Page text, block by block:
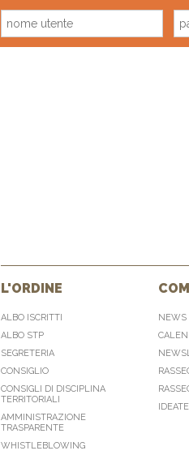
L'ORDINE
ALBO ISCRITTI
ALBO STP
SEGRETERIA
CONSIGLIO
CONSIGLI DI DISCIPLINA
TERRITORIALI
AMMINISTRAZIONE
TRASPARENTE
WHISTLEBLOWING
NEWS
IDEATE